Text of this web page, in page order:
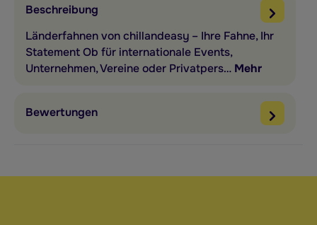
Beschreibung
Länderfahnen von chillandeasy – Ihre Fahne, Ihr
Statement Ob für internationale Events,
Unternehmen, Vereine oder Privatpers… Mehr
Bewertungen